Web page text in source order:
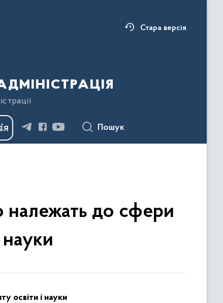
Стара версія
Пошук
належать до сфери
науки
освіти і науки